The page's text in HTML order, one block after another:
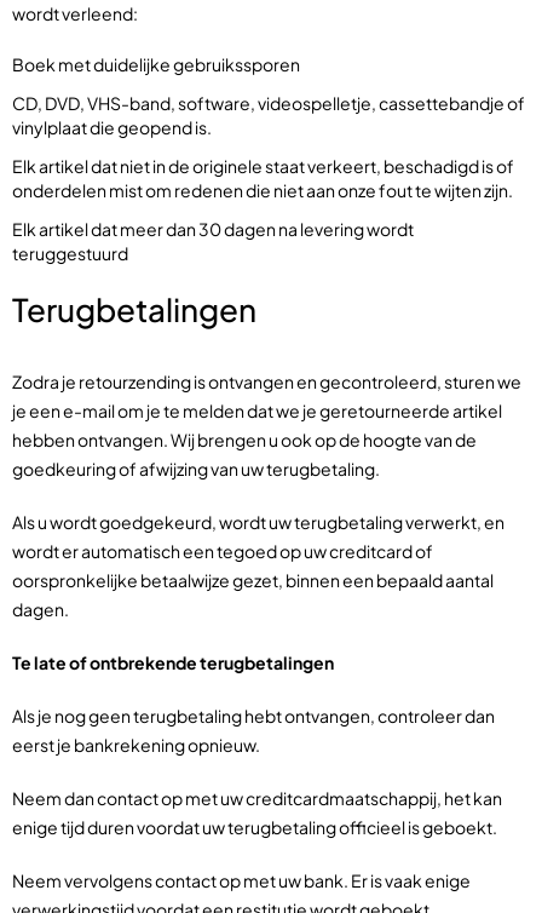
wordt verleend:
Boek met duidelijke gebruikssporen
CD, DVD, VHS-band, software, videospelletje, cassettebandje of
vinylplaat die geopend is.
Elk artikel dat niet in de originele staat verkeert, beschadigd is of
onderdelen mist om redenen die niet aan onze fout te wijten zijn.
Elk artikel dat meer dan 30 dagen na levering wordt
teruggestuurd
Terugbetalingen
Zodra je retourzending is ontvangen en gecontroleerd, sturen we
je een e-mail om je te melden dat we je geretourneerde artikel
hebben ontvangen. Wij brengen u ook op de hoogte van de
goedkeuring of afwijzing van uw terugbetaling.
Als u wordt goedgekeurd, wordt uw terugbetaling verwerkt, en
wordt er automatisch een tegoed op uw creditcard of
oorspronkelijke betaalwijze gezet, binnen een bepaald aantal
dagen.
Te late of ontbrekende terugbetalingen
Als je nog geen terugbetaling hebt ontvangen, controleer dan
eerst je bankrekening opnieuw.
Neem dan contact op met uw creditcardmaatschappij, het kan
enige tijd duren voordat uw terugbetaling officieel is geboekt.
Neem vervolgens contact op met uw bank. Er is vaak enige